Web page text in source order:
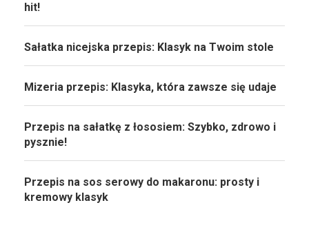
hit!
Sałatka nicejska przepis: Klasyk na Twoim stole
Mizeria przepis: Klasyka, która zawsze się udaje
Przepis na sałatkę z łososiem: Szybko, zdrowo i
pysznie!
Przepis na sos serowy do makaronu: prosty i
kremowy klasyk